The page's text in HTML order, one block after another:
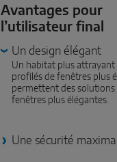
Avantages pour
l’utilisateur final
Un design élégant
Un habitat plus attrayant
profilés de fenêtres plus
permettent des solutions
fenêtres plus élégantes.
Une sécurité